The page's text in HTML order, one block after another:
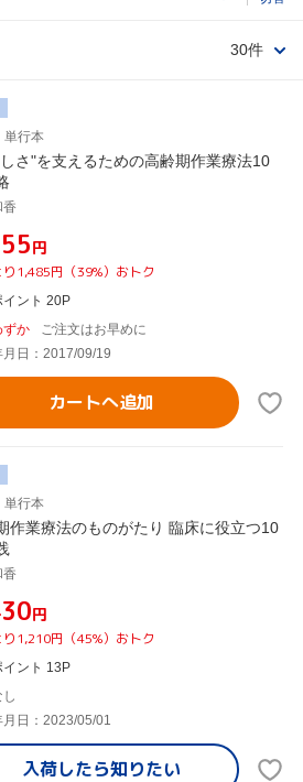
30件
単行本
さ"を支えるための高齢期作業療法10
香
円
り1,485円（39%）おトク
イント 20P
ずか
ご注文はお早めに
月日：2017/09/19
カートへ追加
単行本
作業療法のものがたり 臨床に役立つ10
香
円
り1,210円（45%）おトク
イント 13P
月日：2023/05/01
入荷したら知りたい